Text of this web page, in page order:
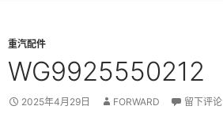
重汽配件
WG9925550212
2025年4月29日 FORWARD 留下评论